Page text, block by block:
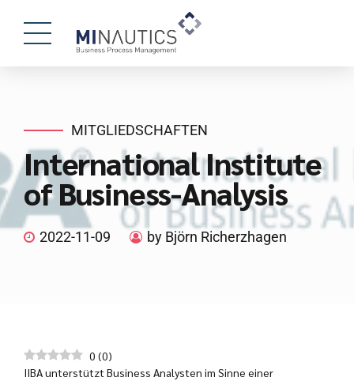
MITGLIEDSCHAFTEN
International Institute
of Business-Analysis
2022-11-09 by Björn Richerzhagen
0 (0)
IIBA unterstützt Business Analysten im Sinne einer